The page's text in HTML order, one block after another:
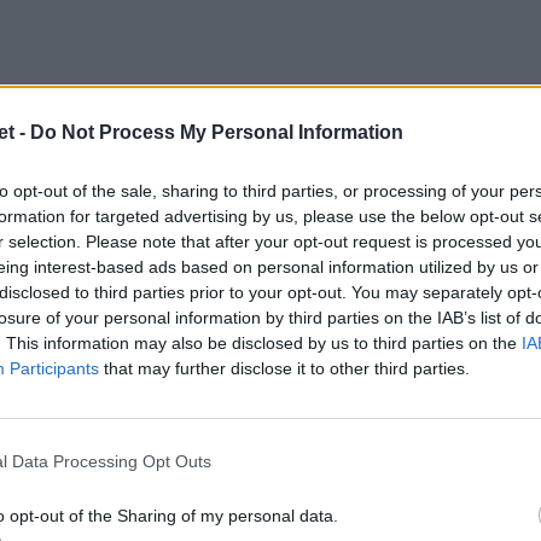
- Do Not Process My Personal Information
opt-out of the sale, sharing to third parties, or processing of your
for targeted advertising by us, please use the below opt-out
selection. Please note that after your opt-out request is processed
interest-based ads based on personal information utilized by us
to third parties prior to your opt-out. You may separately
of your personal information by third parties on the IAB’s list of
This information may also be disclosed by us to third parties on the
Participants that may further disclose it to other third parties.
Data Processing Opt Outs
opt-out of the Sharing of my personal data.
secondo con 102 punti (23 match
solo quinto con 94. La squadra di
semifinali (stessa formula dei play-off a
dovuto superare prima ilbarrage,
Massy giunto quarto, poi sempre in
(tempo regolamentari finti 29-29, poi 7-
impresa nella finale del campionato di
, dopo le due passate a
It's Rugbyha giocato 20 partite questa